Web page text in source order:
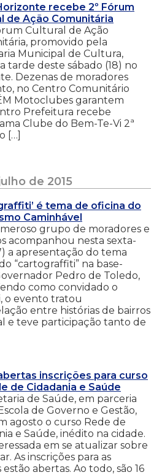
recebe 2º Fórum
de Ação Comunitária
Cultural de Ação
promovido pela
Municipal de Cultura,
tarde deste sábado (18) no
Dezenas de moradores
no Centro Comunitário
Motoclubes garantem
Prefeitura recebe
Clube do Bem-Te-Vi 2ª
[…]
de 2015
é tema de oficina do
Caminhável
grupo de moradores e
acompanhou nesta sexta-
a apresentação do tema
“cartograffiti” na base-
Pedro de Toledo,
como convidado o
o evento tratou
entre histórias de bairros
e teve participação tanto de
inscrições para curso
de Cidadania e Saúde
de Saúde, em parceria
de Governo e Gestão,
agosto o curso Rede de
e Saúde, inédito na cidade.
em se atualizar sobre
As inscrições para as
abertas. Ao todo, são 16